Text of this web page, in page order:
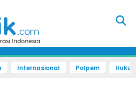
Internasional Polpem